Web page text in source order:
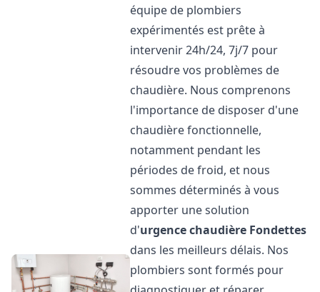
équipe de plombiers
expérimentés est prête à
intervenir 24h/24, 7j/7 pour
résoudre vos problèmes de
chaudière. Nous comprenons
l'importance de disposer d'une
chaudière fonctionnelle,
notamment pendant les
périodes de froid, et nous
sommes déterminés à vous
apporter une solution
d'urgence chaudière Fondettes
dans les meilleurs délais. Nos
plombiers sont formés pour